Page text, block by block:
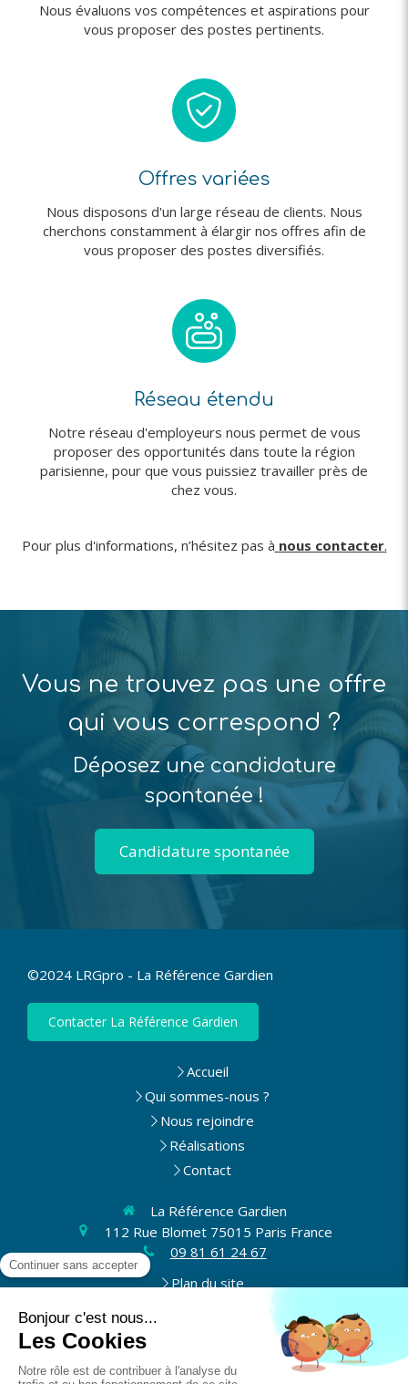
Nous évaluons vos compétences et aspirations pour
vous proposer des postes pertinents.
Offres variées
Nous disposons d'un large réseau de clients. Nous
cherchons constamment à élargir nos offres afin de
vous proposer des postes diversifiés.
Réseau étendu
Notre réseau d'employeurs nous permet de vous
proposer des opportunités dans toute la région
parisienne, pour que vous puissiez travailler près de
chez vous.
Pour plus d'informations, n’hésitez pas à nous contacter.
Vous ne trouvez pas une offre
qui vous correspond ?
Déposez une candidature
spontanée !
Candidature spontanée
©2024 LRGpro - La Référence Gardien
Contacter La Référence Gardien
Accueil
Qui sommes-nous ?
Nous rejoindre
Réalisations
Contact
La Référence Gardien
112 Rue Blomet 75015 Paris France
09 81 61 24 67
Plan du site
Mentions légales et CGV
Du
8h30-17h30